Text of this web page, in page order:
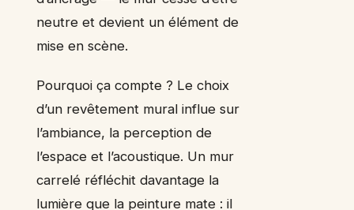
neutre et devient un élément de
mise en scène.
Pourquoi ça compte ? Le choix
d’un revêtement mural influe sur
l’ambiance, la perception de
l’espace et l’acoustique. Un mur
carrelé réfléchit davantage la
lumière que la peinture mate : il